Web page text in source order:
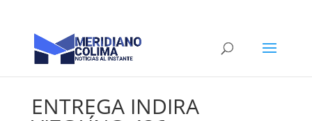
ENTREGA INDIRA